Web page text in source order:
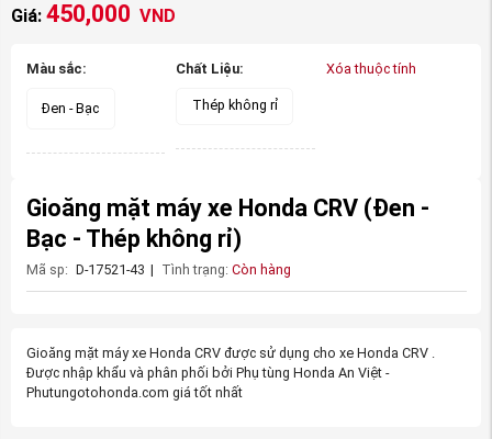
Giá: 450,000 VND
Màu sắc:
Đen - Bạc
Chất Liệu:
Thép không rỉ
Xóa thuộc tính
Gioăng mặt máy xe Honda CRV (Đen -
Bạc - Thép không rỉ)
Mã sp: D-17521-43 | Tình trạng: Còn hàng
Gioăng mặt máy xe Honda CRV được sử dụng cho xe Honda CRV .
Được nhập khẩu và phân phối bởi Phụ tùng Honda An Việt -
Phutungotohonda.com giá tốt nhất